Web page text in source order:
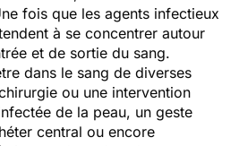
fois que les agents infectieux
à se concentrer autour
et de sortie du sang.
dans le sang de diverses
ou une intervention
de la peau, un geste
central ou encore